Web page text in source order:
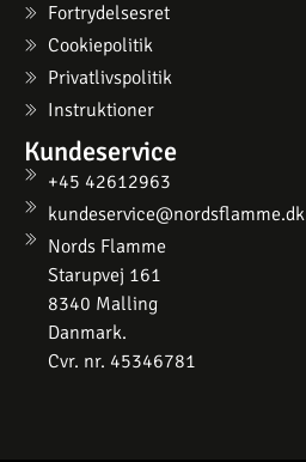
Fortrydelsesret
Cookiepolitik
Privatlivspolitik
Instruktioner
Kundeservice
+45 42612963
kundeservice@nordsflamme.dk
Nords Flamme
Starupvej 161
8340 Malling
Danmark.
Cvr. nr. 45346781